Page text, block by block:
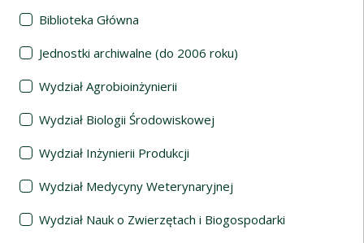
Biblioteka Główna
Jednostki archiwalne (do 2006 roku)
Wydział Agrobioinżynierii
Wydział Biologii Środowiskowej
Wydział Inżynierii Produkcji
Wydział Medycyny Weterynaryjnej
Wydział Nauk o Zwierzętach i Biogospodarki